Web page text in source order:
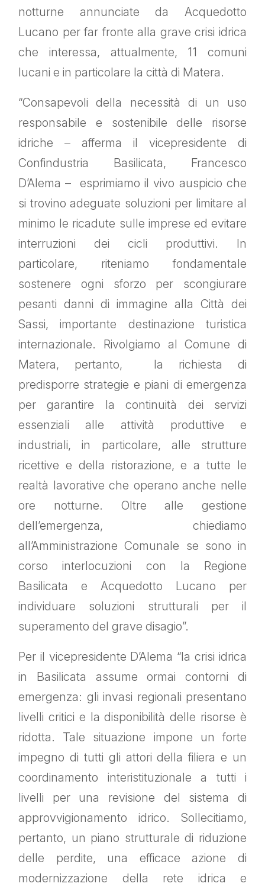
notturne annunciate da Acquedotto
Lucano per far fronte alla grave crisi idrica
che interessa, attualmente, 11 comuni
lucani e in particolare la città di Matera.
“Consapevoli della necessità di un uso
responsabile e sostenibile delle risorse
idriche – afferma il vicepresidente di
Confindustria Basilicata, Francesco
D’Alema – esprimiamo il vivo auspicio che
si trovino adeguate soluzioni per limitare al
minimo le ricadute sulle imprese ed evitare
interruzioni dei cicli produttivi. In
particolare, riteniamo fondamentale
sostenere ogni sforzo per scongiurare
pesanti danni di immagine alla Città dei
Sassi, importante destinazione turistica
internazionale. Rivolgiamo al Comune di
Matera, pertanto, la richiesta di
predisporre strategie e piani di emergenza
per garantire la continuità dei servizi
essenziali alle attività produttive e
industriali, in particolare, alle strutture
ricettive e della ristorazione, e a tutte le
realtà lavorative che operano anche nelle
ore notturne. Oltre alle gestione
dell’emergenza, chiediamo
all’Amministrazione Comunale se sono in
corso interlocuzioni con la Regione
Basilicata e Acquedotto Lucano per
individuare soluzioni strutturali per il
superamento del grave disagio”.
Per il vicepresidente D’Alema “la crisi idrica
in Basilicata assume ormai contorni di
emergenza: gli invasi regionali presentano
livelli critici e la disponibilità delle risorse è
ridotta. Tale situazione impone un forte
impegno di tutti gli attori della filiera e un
coordinamento interistituzionale a tutti i
livelli per una revisione del sistema di
approvvigionamento idrico. Sollecitiamo,
pertanto, un piano strutturale di riduzione
delle perdite, una efficace azione di
modernizzazione della rete idrica e